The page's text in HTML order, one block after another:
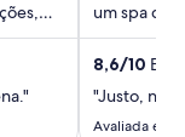
um spa de
elogiam o
8,6/10
"Justo,
Avaliada em